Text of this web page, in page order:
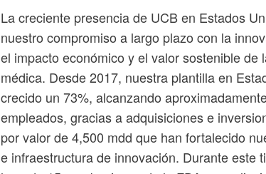
La creciente presencia de UCB en Estados
nuestro compromiso a largo plazo con la
el impacto económico y el valor sostenible de
médica. Desde 2017, nuestra plantilla en
crecido un 73%, alcanzando
empleados, gracias a adquisiciones e
por valor de 4,500 mdd que han fortalecido
e infraestructura de innovación. Durante este